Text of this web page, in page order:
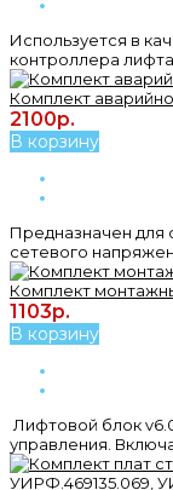
Используется в
контроллера
Комплект
2100р.
В корзину
Предназначен для
сетевого
Комплект
1103р.
В корзину
Лифтовой блок
управления.